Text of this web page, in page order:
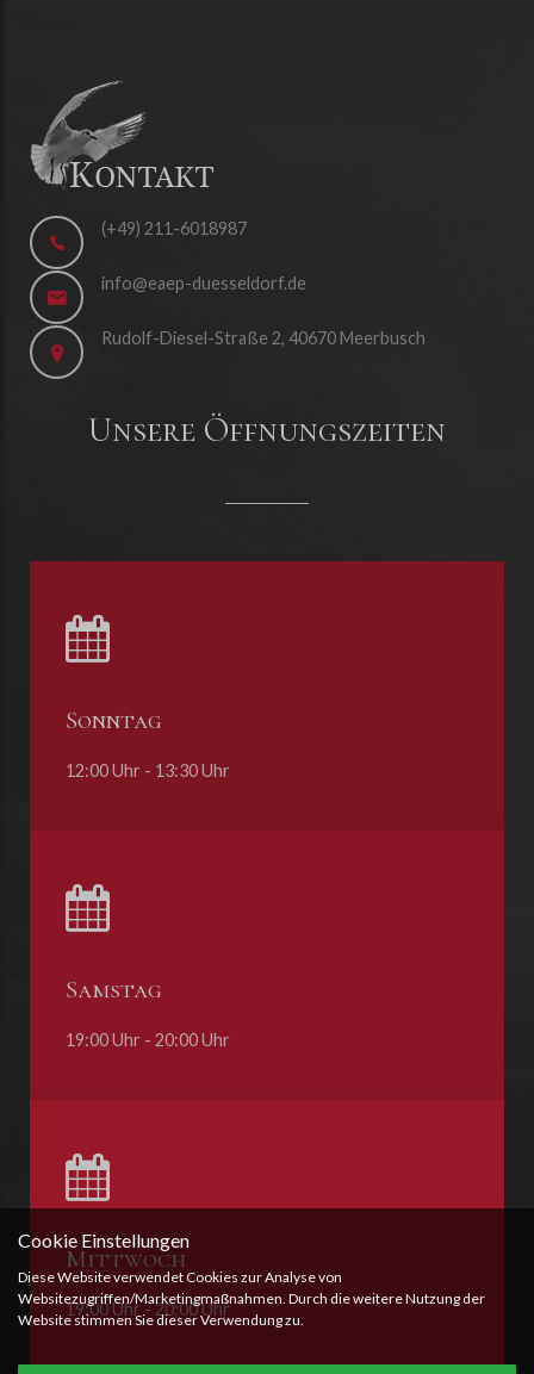
Cookie Einstellungen
Diese Website verwendet Cookies zur Analyse von
Websitezugriffen/Marketingmaßnahmen. Durch die weitere Nutzung der
Website stimmen Sie dieser Verwendung zu.
(+49) 211-6018987
info@eaep-duesseldorf.de
Rudolf-Diesel-Straße 2, 40670 Meerbusch
Unsere Öffnungszeiten
Sonntag
12:00 Uhr - 13:30 Uhr
Samstag
19:00 Uhr - 20:00 Uhr
Mittwoch
19:00 Uhr - 20:00 Uhr